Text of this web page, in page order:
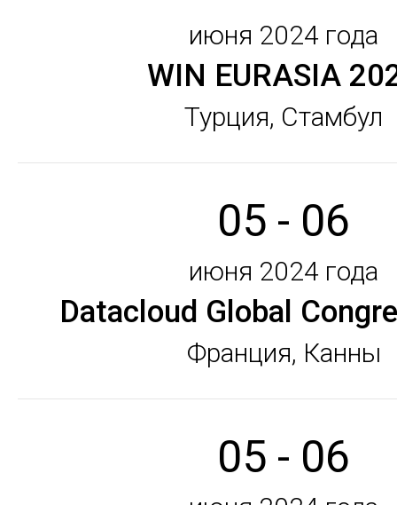
июня 2024 года
WIN EURASIA
Турция, Стамбул
05 - 06
июня 2024 года
Datacloud Global
Франция, Канны
05 - 06